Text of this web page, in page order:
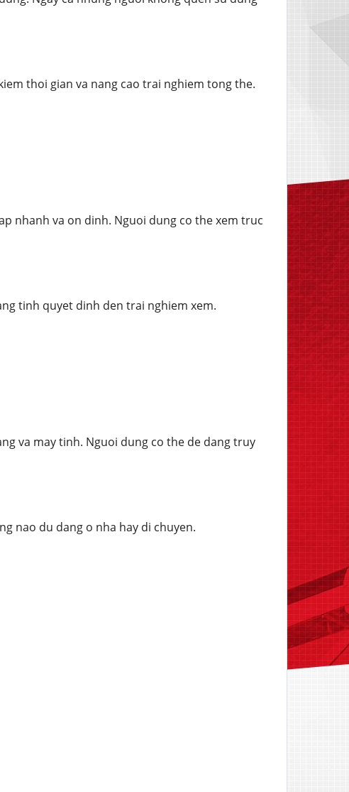
thoi gian va nang cao trai nghiem tong the.
nhanh va on dinh. Nguoi dung co the xem truc
tinh quyet dinh den trai nghiem xem.
va may tinh. Nguoi dung co the de dang truy
nao du dang o nha hay di chuyen.